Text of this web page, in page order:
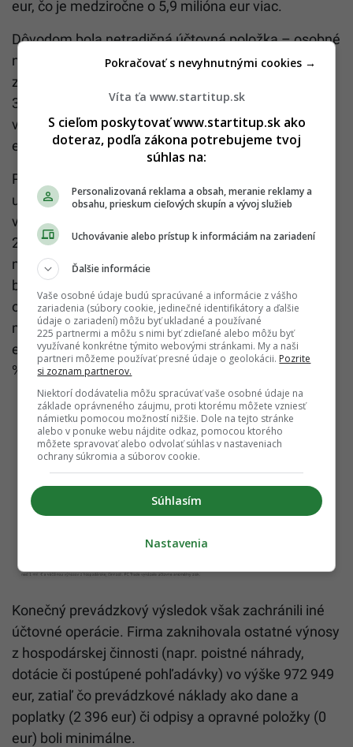
eur, čo je medziročne o 5,9 milióna eur viac.
Dôvodom bola netradičná účtovná položka – osobné
náklady firme medziročne klesli o 220,7 % do
záporných hodnôt, pričom spoločnosť klesla z vyše
30 zamestnancov na žiadneho. Štátu z tohto
výsledku zaplatila daň z príjmu vo výške 1 601 355
eur.
Pri pohľade do vnútra účtovníctva PC Trade sa však
ukazuje nesúlad s bežnou prevádzkou. Firma síce
vytvorila pridanú hodnotu 625 755 eur (prepustila
28,96 % z tržieb na hrubú maržu), no táto hodnota
medziročne spadla o 85,74 % a v reálnom vyjadrení
by nedokázala pokryť bežné mzdové náklady a
odvody, čo naznačuje nefunkčný biznis model či
mimoriadnu krízu v predaji. Náklady na materiál a
energie klesli o 39,86 % a náklady na služby o 88,02
%.
Konečný prevádzkový výsledok však zachránili iné
účtovné operácie. Firma zaknihovala ostatné výnosy
z hospodárskej činnosti (napr. poistné náhrady,
dotácie či postúpené pohľadávky) vo výške 972 949
eur, zatiaľ čo prevádzkové náklady ako dane a
poplatky (2 396 eur) či odpisy a opravné položky (0
eur) boli minimálne.
Víta ťa www.startitup.sk
S cieľom poskytovať www.startitup.sk ako
doteraz, podľa zákona potrebujeme tvoj
súhlas na:
Personalizovaná reklama a obsah, meranie reklamy a
obsahu, prieskum cieľových skupín a vývoj služieb
Uchovávanie alebo prístup k informáciám na zariadení
Ďalšie informácie
Vaše osobné údaje budú spracúvané a informácie z vášho
zariadenia (súbory cookie, jedinečné identifikátory a ďalšie
údaje o zariadení) môžu byť ukladané a používané
225 partnermi a môžu s nimi byť zdieľané alebo môžu byť
využívané konkrétne týmito webovými stránkami. My a naši
partneri môžeme používať presné údaje o geolokácii. Pozrite
si zoznam partnerov.
Niektorí dodávatelia môžu spracúvať vaše osobné údaje na
základe oprávneného záujmu, proti ktorému môžete vzniesť
námietku pomocou možností nižšie. Dole na tejto stránke
alebo v ponuke webu nájdite odkaz, pomocou ktorého
môžete spravovať alebo odvolať súhlas v nastaveniach
ochrany súkromia a súborov cookie.
Súhlasím
Pokračovať s nevyhnutnými cookies →
Nastavenia